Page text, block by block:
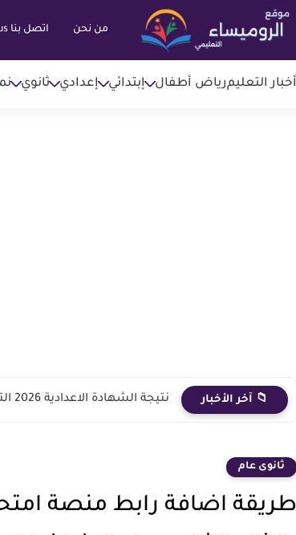
من نحن اتصل بنا Contact us
أخبار التعليمرياض أطفال إبتدائي إعدادي ثانوي
📁 آخر الأخبار نتيجة الشهادة الاعدادية 2026 الترم الثاني محافظة بني سويف الان...
ثانوى عام
طريقة اضافة رابط منصة